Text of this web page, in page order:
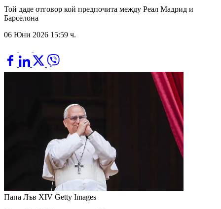
Той даде отговор кой предпочита между Реал Мадрид и
Барселона
06 Юни 2026 15:59 ч.
Папа Лъв XIV Getty Images